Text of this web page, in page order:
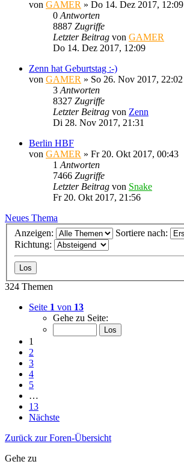
von GAMER » Do 14. Dez 2017, 12:09
0 Antworten
8887 Zugriffe
Letzter Beitrag von GAMER
Do 14. Dez 2017, 12:09
Zenn hat Geburtstag :-)
von GAMER » So 26. Nov 2017, 22:02
3 Antworten
8327 Zugriffe
Letzter Beitrag von Zenn
Di 28. Nov 2017, 21:31
Berlin HBF
von GAMER » Fr 20. Okt 2017, 00:43
1 Antworten
7466 Zugriffe
Letzter Beitrag von Snake
Fr 20. Okt 2017, 21:56
Neues Thema
Anzeigen:
Sortiere nach:
Richtung:
324 Themen
Seite 1 von 13
Gehe zu Seite:
1
2
3
4
5
…
13
Nächste
Zurück zur Foren-Übersicht
Gehe zu